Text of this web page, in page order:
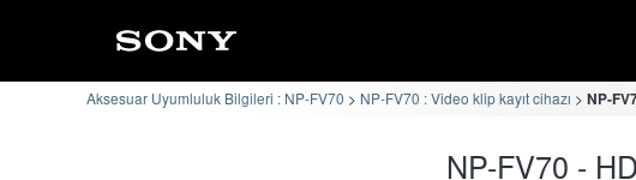
Aksesuar Uyumluluk Bilgileri : NP-FV70 NP-FV70 : Video klip kayıt cihazı NP-
NP-FV70 -